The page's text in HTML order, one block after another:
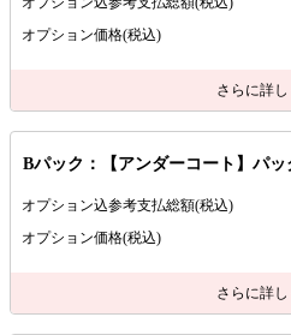
オプション価格(税込)
さらに詳し
Bパック：【アンダーコート】パッ
オプション込参考支払総額(税込)
オプション価格(税込)
さらに詳し